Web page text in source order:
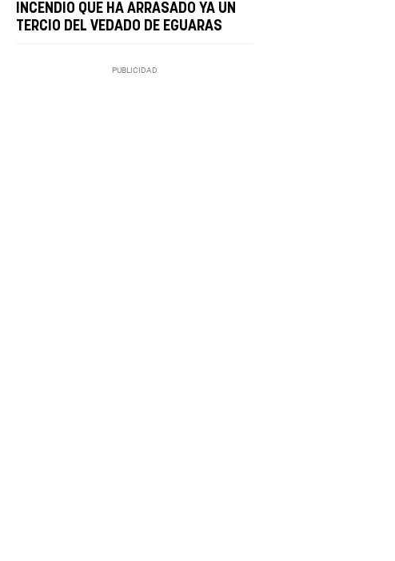
INCENDIO QUE HA ARRASADO YA UN
TERCIO DEL VEDADO DE EGUARAS